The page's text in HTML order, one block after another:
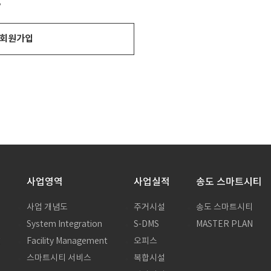
회원가입
사업영역
사업 개념도
System Integration
Facility Management
스마트시티 서비스
사업실적
주거시설
S-DMS
오피스
복합시설
송도 스마트시티
송도 스마트시티
MASTER PLAN